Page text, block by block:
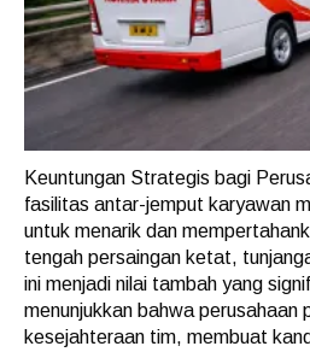
Keuntungan Strategis bagi
fasilitas antar-jemput karyawan
untuk menarik dan
tengah persaingan ketat,
ini menjadi nilai tambah yang
menunjukkan bahwa perusahaan
kesejahteraan tim, membuat